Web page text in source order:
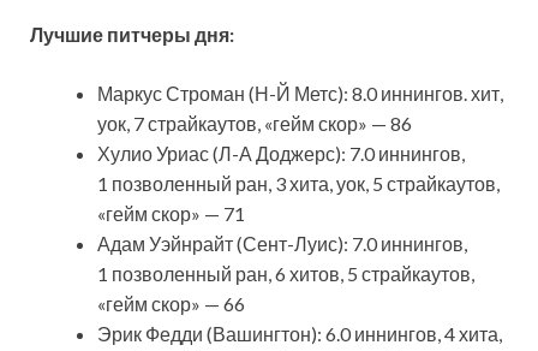
Лучшие питчеры дня:
Маркус Строман (Н-Й Метс): 8.0 иннингов. хит,
уок, 7 страйкаутов, «гейм скор» — 86
Хулио Уриас (Л-А Доджерс): 7.0 иннингов,
1 позволенный ран, 3 хита, уок, 5 страйкаутов,
«гейм скор» — 71
Адам Уэйнрайт (Сент-Луис): 7.0 иннингов,
1 позволенный ран, 6 хитов, 5 страйкаутов,
«гейм скор» — 66
Эрик Федди (Вашингтон): 6.0 иннингов, 4 хита,